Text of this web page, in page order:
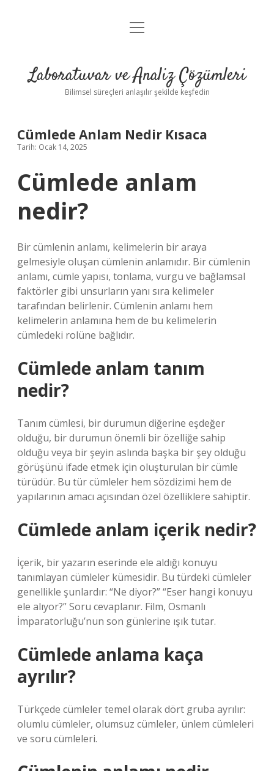
Anasayfa
Yasal Uyarı
menüyü
Laboratuvar ve Analiz Çözümleri
Bilimsel süreçleri anlaşılır şekilde keşfedin
Cümlede Anlam Nedir Kısaca
Tarih: Ocak 14, 2025
Cümlede anlam
nedir?
Bir cümlenin anlamı, kelimelerin bir araya
gelmesiyle oluşan cümlenin anlamıdır. Bir cümlenin
anlamı, cümle yapısı, tonlama, vurgu ve bağlamsal
faktörler gibi unsurların yanı sıra kelimeler
tarafından belirlenir. Cümlenin anlamı hem
kelimelerin anlamına hem de bu kelimelerin
cümledeki rolüne bağlıdır.
Cümlede anlam tanım
nedir?
Tanım cümlesi, bir durumun diğerine eşdeğer
olduğu, bir durumun önemli bir özelliğe sahip
olduğu veya bir şeyin aslında başka bir şey olduğu
görüşünü ifade etmek için oluşturulan bir cümle
türüdür. Bu tür cümleler hem sözdizimi hem de
yapılarının amacı açısından özel özelliklere sahiptir.
Cümlede anlam içerik nedir?
İçerik, bir yazarın eserinde ele aldığı konuyu
tanımlayan cümleler kümesidir. Bu türdeki cümleler
genellikle şunlardır: “Ne diyor?” “Eser hangi konuyu
ele alıyor?” Soru cevaplanır. Film, Osmanlı
İmparatorluğu’nun son günlerine ışık tutar.
Cümlede anlama kaça
ayrılır?
Türkçede cümleler temel olarak dört gruba ayrılır:
olumlu cümleler, olumsuz cümleler, ünlem cümleleri
ve soru cümleleri.